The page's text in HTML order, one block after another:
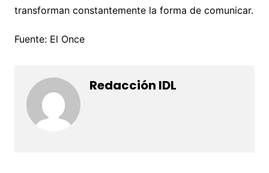
transforman constantemente la forma de comunicar.
Fuente: El Once
Redacción IDL